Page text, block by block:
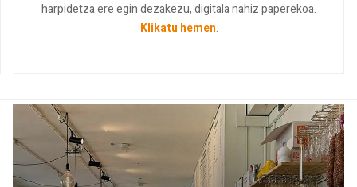
harpidetza ere egin dezakezu, digitala nahiz paperekoa.
Klikatu hemen.